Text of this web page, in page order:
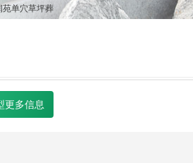
苑单穴草坪葬
更多信息